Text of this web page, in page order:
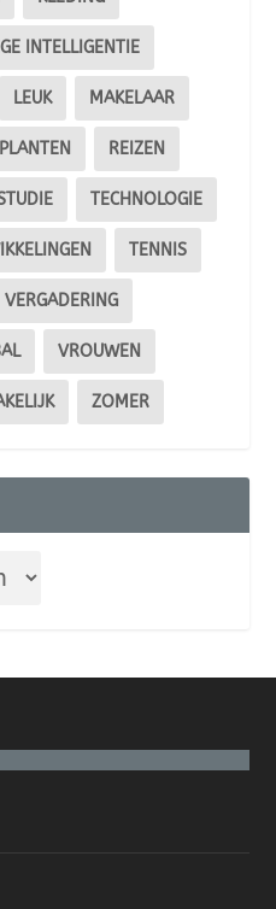
INTELLIGENTIE
LEUK MAKELAAR
PLANTEN REIZEN
TECHNOLOGIE
TENNIS
VERGADERING
VROUWEN
ZOMER